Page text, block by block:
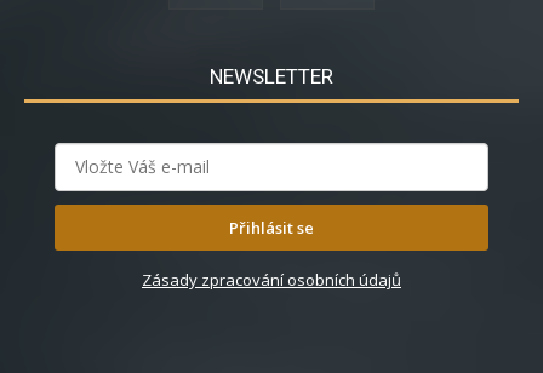
NEWSLETTER
Přihlásit se
Zásady zpracování osobních údajů